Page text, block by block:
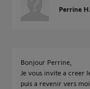
Perrine H.
Bonjour Perrine,
Je vous invite a creer
puis a revenir vers